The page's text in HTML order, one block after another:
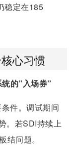
稳定在185
心习惯
的”入场券”
件。调试期间
。若SDI持续上
问题。